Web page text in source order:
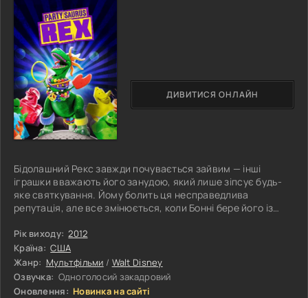
Бідолашний Рекс завжди почувається зайвим — інші
іграшки вважають його занудою, який лише зіпсує будь-
яке святкування. Йому болить ця несправедлива
репутація, але все змінюється, коли Бонні бере його із
перетворюється на зірку — енергійного, нестримного та
дотепного Веселозавра Рекса! Піна летить у всі боки, сміх
лунає з кожного куточка ванної кімнати, а інші іграшки —
Баз, Вуді та компанія — несподівано для себе потрапляють
у вир
Рік виходу: 2012
Країна: США
Жанр: Мультфільми / Walt Disney
Озвучка: Одноголосий закадровий
Оновлення: Новинка на сайті
ДИВИТИСЯ ОНЛАЙН